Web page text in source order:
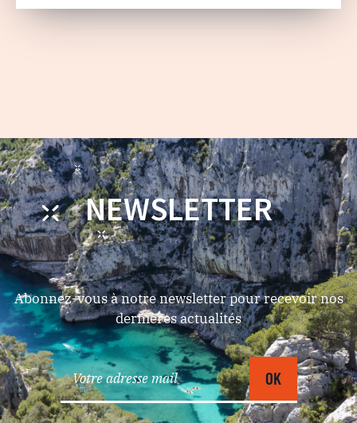
NEWSLETTER
Abonnez-vous à notre newsletter pour recevoir nos
dernières actualités